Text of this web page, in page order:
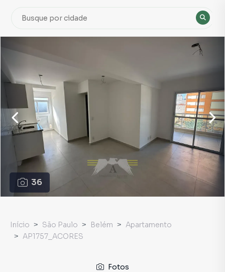
36
Início São Paulo Belém
Apartamento
AP1757_ACORES
Fotos